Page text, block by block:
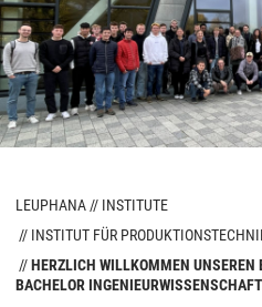
LEUPHANA
INSTITUTE
INSTITUT FÜR
HERZLICH WILLKOMMEN UNSEREN
BACHELOR